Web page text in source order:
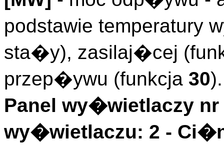
podstawie temperatury
sta�y), zasilaj�cej
przep�ywu (funkcja 30).
Panel wy�wietlaczy nr
wy�wietlaczu: 2 -